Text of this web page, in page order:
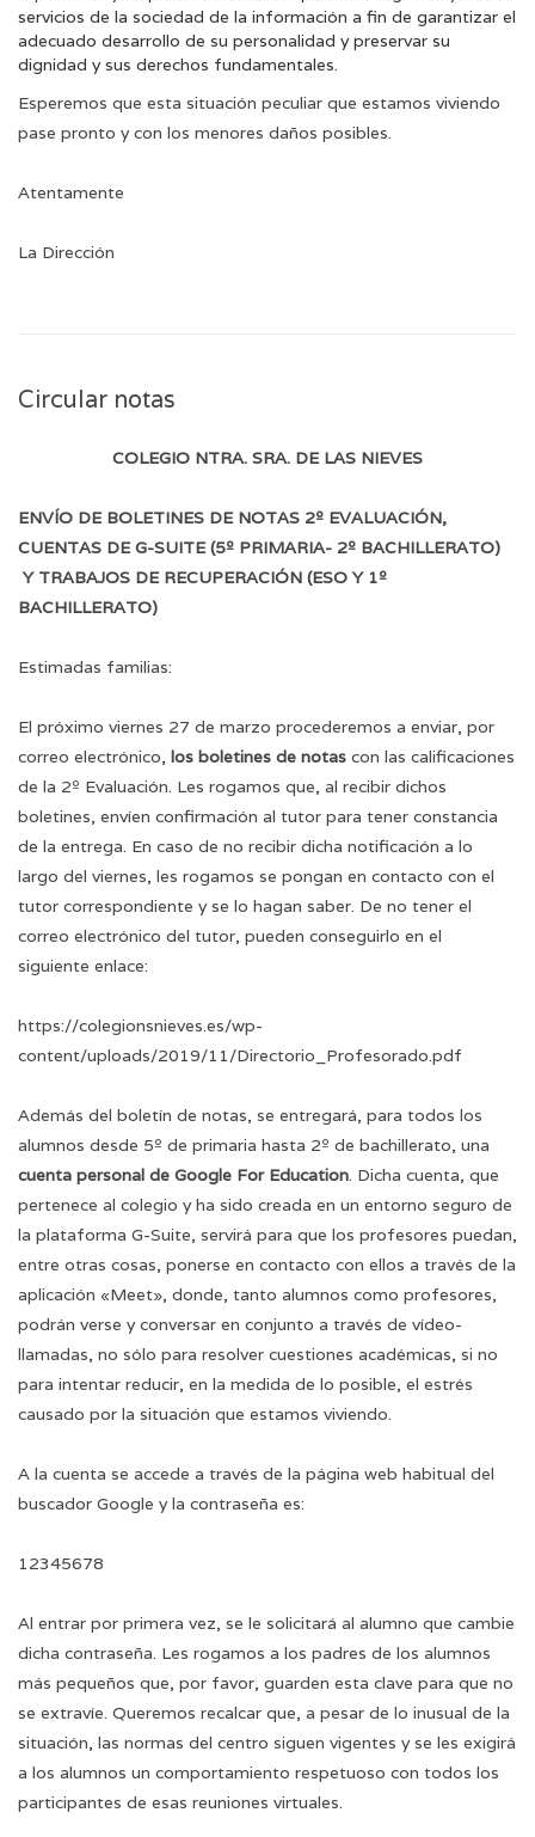
servicios de la sociedad de la información a fin de garantizar el
adecuado desarrollo de su personalidad y preservar su
dignidad y sus derechos fundamentales.
Esperemos que esta situación peculiar que estamos viviendo
pase pronto y con los menores daños posibles.
Atentamente
La Dirección
Circular notas
COLEGIO NTRA. SRA. DE LAS NIEVES
ENVÍO DE BOLETINES DE NOTAS 2º EVALUACIÓN,
CUENTAS DE G-SUITE (5º PRIMARIA- 2º BACHILLERATO)
Y TRABAJOS DE RECUPERACIÓN (ESO Y 1º
BACHILLERATO)
Estimadas familias:
El próximo viernes 27 de marzo procederemos a enviar, por
correo electrónico, los boletines de notas con las calificaciones
de la 2º Evaluación. Les rogamos que, al recibir dichos
boletines, envíen confirmación al tutor para tener constancia
de la entrega. En caso de no recibir dicha notificación a lo
largo del viernes, les rogamos se pongan en contacto con el
tutor correspondiente y se lo hagan saber. De no tener el
correo electrónico del tutor, pueden conseguirlo en el
siguiente enlace:
https://colegionsnieves.es/wp-
content/uploads/2019/11/Directorio_Profesorado.pdf
Además del boletín de notas, se entregará, para todos los
alumnos desde 5º de primaria hasta 2º de bachillerato, una
cuenta personal de Google For Education. Dicha cuenta, que
pertenece al colegio y ha sido creada en un entorno seguro de
la plataforma G-Suite, servirá para que los profesores puedan,
entre otras cosas, ponerse en contacto con ellos a través de la
aplicación «Meet», donde, tanto alumnos como profesores,
podrán verse y conversar en conjunto a través de vídeo-
llamadas, no sólo para resolver cuestiones académicas, si no
para intentar reducir, en la medida de lo posible, el estrés
causado por la situación que estamos viviendo.
A la cuenta se accede a través de la página web habitual del
buscador Google y la contraseña es:
12345678
Al entrar por primera vez, se le solicitará al alumno que cambie
dicha contraseña. Les rogamos a los padres de los alumnos
más pequeños que, por favor, guarden esta clave para que no
se extravíe. Queremos recalcar que, a pesar de lo inusual de la
situación, las normas del centro siguen vigentes y se les exigirá
a los alumnos un comportamiento respetuoso con todos los
participantes de esas reuniones virtuales.